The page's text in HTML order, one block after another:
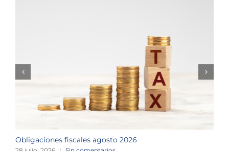
Obligaciones fiscales agosto 2026